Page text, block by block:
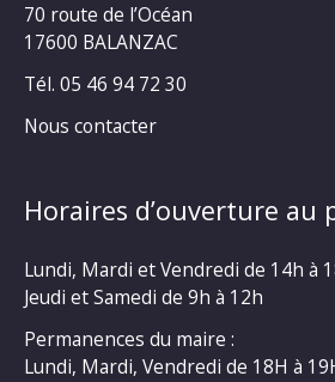
70 route de l’Océan
17600 BALANZAC
Tél. 05 46 94 72 30
Nous contacter
Horaires d’ouverture au
Lundi, Mardi et Vendredi de 14h à
Jeudi et Samedi de 9h à 12h
Permanences du maire :
Lundi, Mardi, Vendredi de 18H à